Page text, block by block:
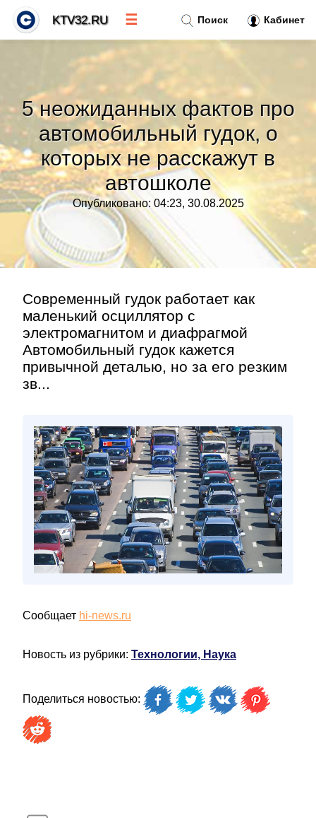
5 неожиданных фактов про
автомобильный гудок, о
которых не расскажут в
автошколе
Опубликовано: 04:23, 30.08.2025
Современный гудок работает как
маленький осциллятор с
электромагнитом и диафрагмой
Автомобильный гудок кажется
привычной деталью, но за его резким
зв...
Сообщает hi-news.ru
Новость из рубрики: Технологии, Наука
Поделиться новостью:
Поиск Кабинет
KTV32.RU ☰
Тренды новостей»
Рубрики»
Правила»
Контакт»